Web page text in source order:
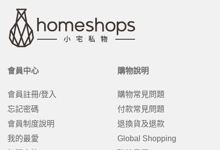
會員中心
會員註冊/登入
忘記密碼
會員制度說明
我的最愛
購物說明
購物常見問題
付款常見問題
退換貨及退款
Global Shopping